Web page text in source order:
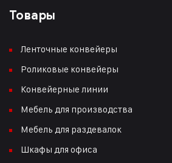
Товары
Ленточные конвейеры
Роликовые конвейеры
Конвейерные линии
Мебель для производства
Мебель для раздевалок
Шкафы для офиса